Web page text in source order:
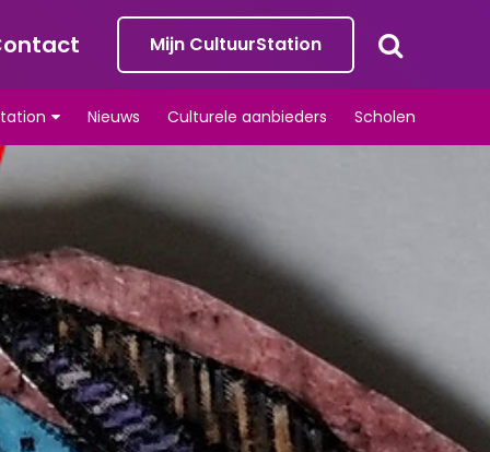
Mijn CultuurStation
Nieuws Culturele aanbieders Scholen